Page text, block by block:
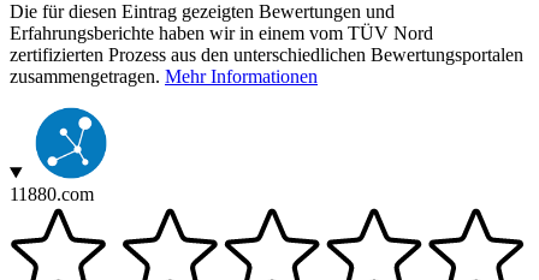
Die für diesen Eintrag gezeigten Bewertungen und
Erfahrungsberichte haben wir in einem vom TÜV Nord
zertifizierten Prozess aus den unterschiedlichen Bewertungsportalen
zusammengetragen. Mehr Informationen
11880.com